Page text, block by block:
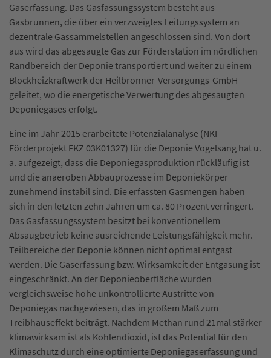
Gaserfassung. Das Gasfassungssystem besteht aus
Gasbrunnen, die über ein verzweigtes Leitungssystem an
dezentrale Gassammelstellen angeschlossen sind. Von dort
aus wird das abgesaugte Gas zur Förderstation im nördlichen
Randbereich der Deponie transportiert und weiter zu einem
Blockheizkraftwerk der Heilbronner-Versorgungs-GmbH
geleitet, wo die energetische Verwertung des abgesaugten
Deponiegases erfolgt.
Eine im Jahr 2015 erarbeitete Potenzialanalyse (NKI
Förderprojekt FKZ 03K01327) für die Deponie Vogelsang hat u.
a. aufgezeigt, dass die Deponiegasproduktion rückläufig ist
und die anaeroben Abbauprozesse im Deponiekörper
zunehmend instabil sind. Die erfassten Gasmengen haben
sich in den letzten zehn Jahren um ca. 80 Prozent verringert.
Das Gasfassungssystem besitzt bei konventionellem
Absaugbetrieb keine ausreichende Leistungsfähigkeit mehr.
Teilbereiche der Deponie können nicht optimal entgast
werden. Die Gaserfassung bzw. Wirksamkeit der Entgasung ist
eingeschränkt. An der Deponieoberfläche wurden
vergleichsweise hohe unkontrollierte Austritte von
Deponiegas nachgewiesen, das in großem Maß zum
Treibhauseffekt beiträgt. Nachdem Methan rund 21mal stärker
klimawirksam ist als Kohlendioxid, ist das Potential für den
Klimaschutz durch eine optimierte Deponiegaserfassung und